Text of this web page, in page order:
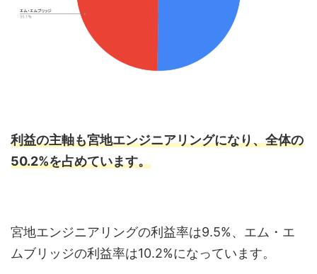
利益の主軸も宮地エンジニアリングになり、全体の
50.2%を占めています。
宮地エンジニアリングの利益率は9.5%、エム・エ
ムブリッジの利益率は10.2%になっています。